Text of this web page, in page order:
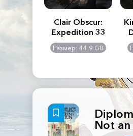
Creed
Clair Obscur:
Expedition 33
Размер: 44.9 GB
Not